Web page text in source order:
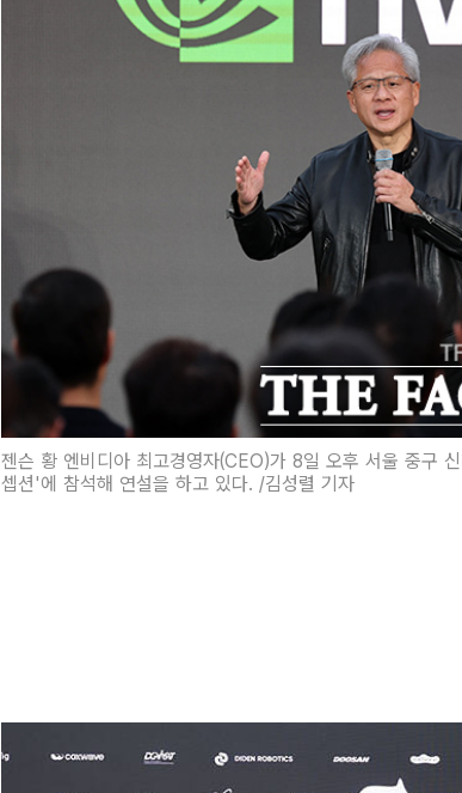
젠슨 황 엔비디아 최고경영자(CEO)가 8일 오후 서울 중구
셉션'에 참석해 연설을 하고 있다. /김성렬 기자